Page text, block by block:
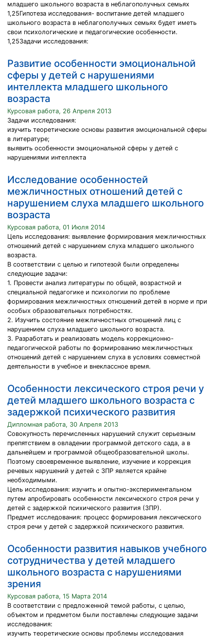
младшего школьного возраста в неблагополучных семьях
1,25Гипотеза исследования- воспитание детей младшего
школьного возраста в неблагополучных семьях будет иметь
свои психологические и педагогические особенности.
1,25Задачи исследования:
Развитие особенности эмоциональной
сферы у детей с нарушениями
интеллекта младшего школьного
возраста
Курсовая работа, 26 Апреля 2013
Задачи исследования:
изучить теоретические основы развития эмоциональной сферы
в литературе;
выявить особенности эмоциональной сферы у детей с
нарушениями интеллекта
Исследование особенностей
межличностных отношений детей с
нарушением слуха младшего школьного
возраста
Курсовая работа, 01 Июля 2014
Цель исследования: выявление формирования межличностных
отношений детей с нарушением слуха младшего школьного
возраста.
В соответствии с целью и гипотезой были определены
следующие задачи:
1. Провести анализ литературы по общей, возрастной и
специальной педагогике и психологии по проблеме
формирования межличностных отношений детей в норме и при
особых образовательных потребностях.
2. Изучить состояние межличностных отношений лиц с
нарушением слуха младшего школьного возраста.
3. Разработать и реализовать модель коррекционно-
педагогической работы по формированию межличностных
отношений детей с нарушением слуха в условиях совместной
деятельности в учебное и внеклассное время.
Особенности лексического строя речи у
детей младшего школьного возраста с
задержкой психического развития
Дипломная работа, 30 Апреля 2013
Совокупность перечисленных нарушений служит серьезным
препятствием в овладении программой детского сада, а в
дальнейшем и программой общеобразовательной школы.
Поэтому своевременное выявление, изучение и коррекция
речевых нарушений у детей с ЗПР является крайне
необходимыми.
Цель исследования: изучить и опытно-экспериментальном
путем апробировать особенности лексического строя речи у
детей с задержкой психического развития (ЗПР).
Предмет исследования: процесс формирования лексического
строя речи у детей с задержкой психического развития.
Особенности развития навыков учебного
сотрудничества у детей младшего
школьного возраста с нарушениями
зрения
Курсовая работа, 15 Марта 2014
В соответствии с предложенной темой работы, с целью,
объектом и предметом были поставлены следующие задачи
исследования:
изучить теоретические основы проблемы исследования